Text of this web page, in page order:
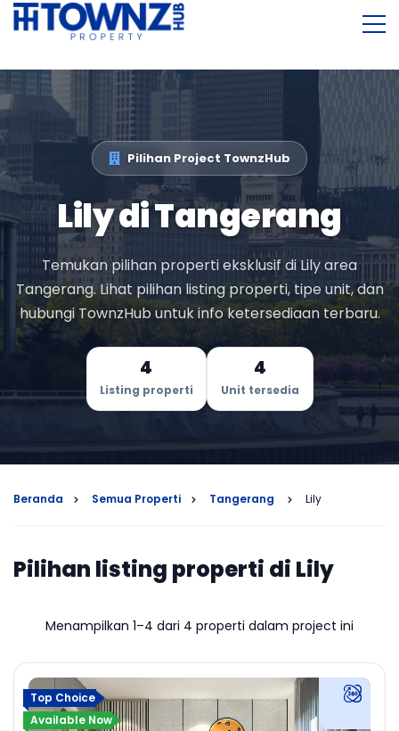
Pilihan Project TownzHub
Lily di Tangerang
Temukan pilihan properti eksklusif di Lilyarea
Tangerang. Lihat pilihan listing properti, tipe unit, dan
hubungi TownzHub untuk info ketersediaan terbaru.
4
Listing properti
4
Unit tersedia
Beranda Semua Properti Tangerang Lily
Pilihan listing properti di Lily
Menampilkan 1–4 dari 4 properti dalam project ini
Top Choice
Available Now